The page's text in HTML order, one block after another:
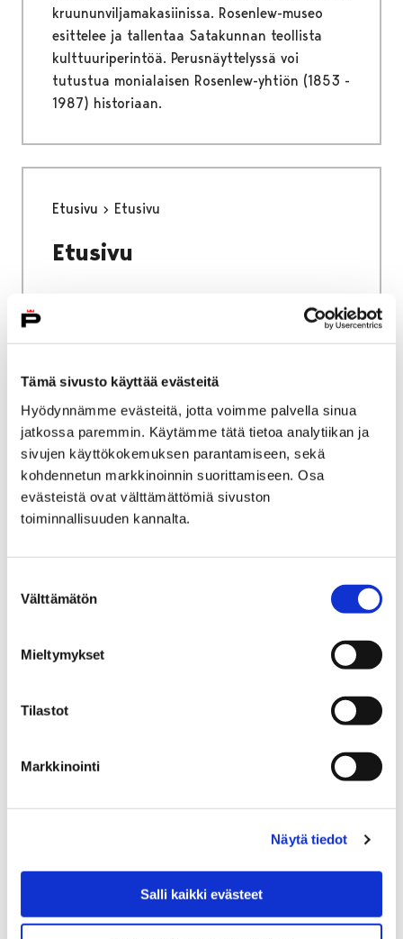
Tämä sivusto käyttää evästeitä
Hyödynnämme evästeitä, jotta voimme palvella sinua
jatkossa paremmin. Käytämme tätä tietoa analytiikan ja
sivujen käyttökokemuksen parantamiseen, sekä
kohdennetun markkinoinnin suorittamiseen. Osa
evästeistä ovat välttämättömiä sivuston
toiminnallisuuden kannalta.
valinta
Välttämätön
Mieltymykset
Tilastot
Markkinointi
Näytä tiedot
Salli kaikki evästeet
kruununviljamakasiinissa. Rosenlew-museo
esittelee ja tallentaa Satakunnan teollista
kulttuuriperintöä. Perusnäyttelyssä voi
tutustua monialaisen Rosenlew-yhtiön (1853 -
1987) historiaan.
Etusivu Etusivu
Etusivu
Etusivu Kokoelmat
Kokoelmat
Vierailu
Etusivu
Tapahtumat
Tietoa meistä